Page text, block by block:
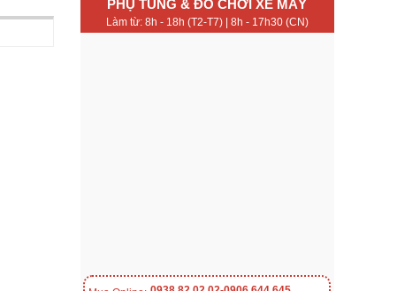
PHỤ TÙNG & ĐỒ CHƠI XE MÁY
Làm từ: 8h - 18h (T2-T7) | 8h - 17h30 (CN)